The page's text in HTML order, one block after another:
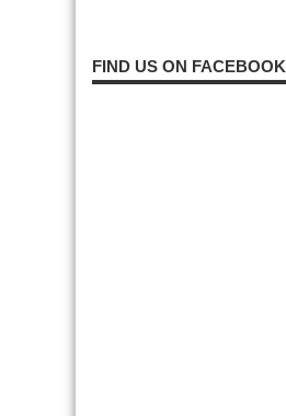
FIND US ON FACEBOOK